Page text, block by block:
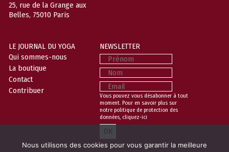
25, rue de la Grange aux
Belles, 75010 Paris
LE JOURNAL DU YOGA
Qui sommes-nous
La boutique
Contact
Contribuer
NEWSLETTER
Prénom
Nom
Email
Vous pouvez vous désabonner à tout
moment. Pour en savoir plus sur
notre politique de protection des
données, cliquez-ici
Nous utilisons des cookies pour vous garantir la meilleure